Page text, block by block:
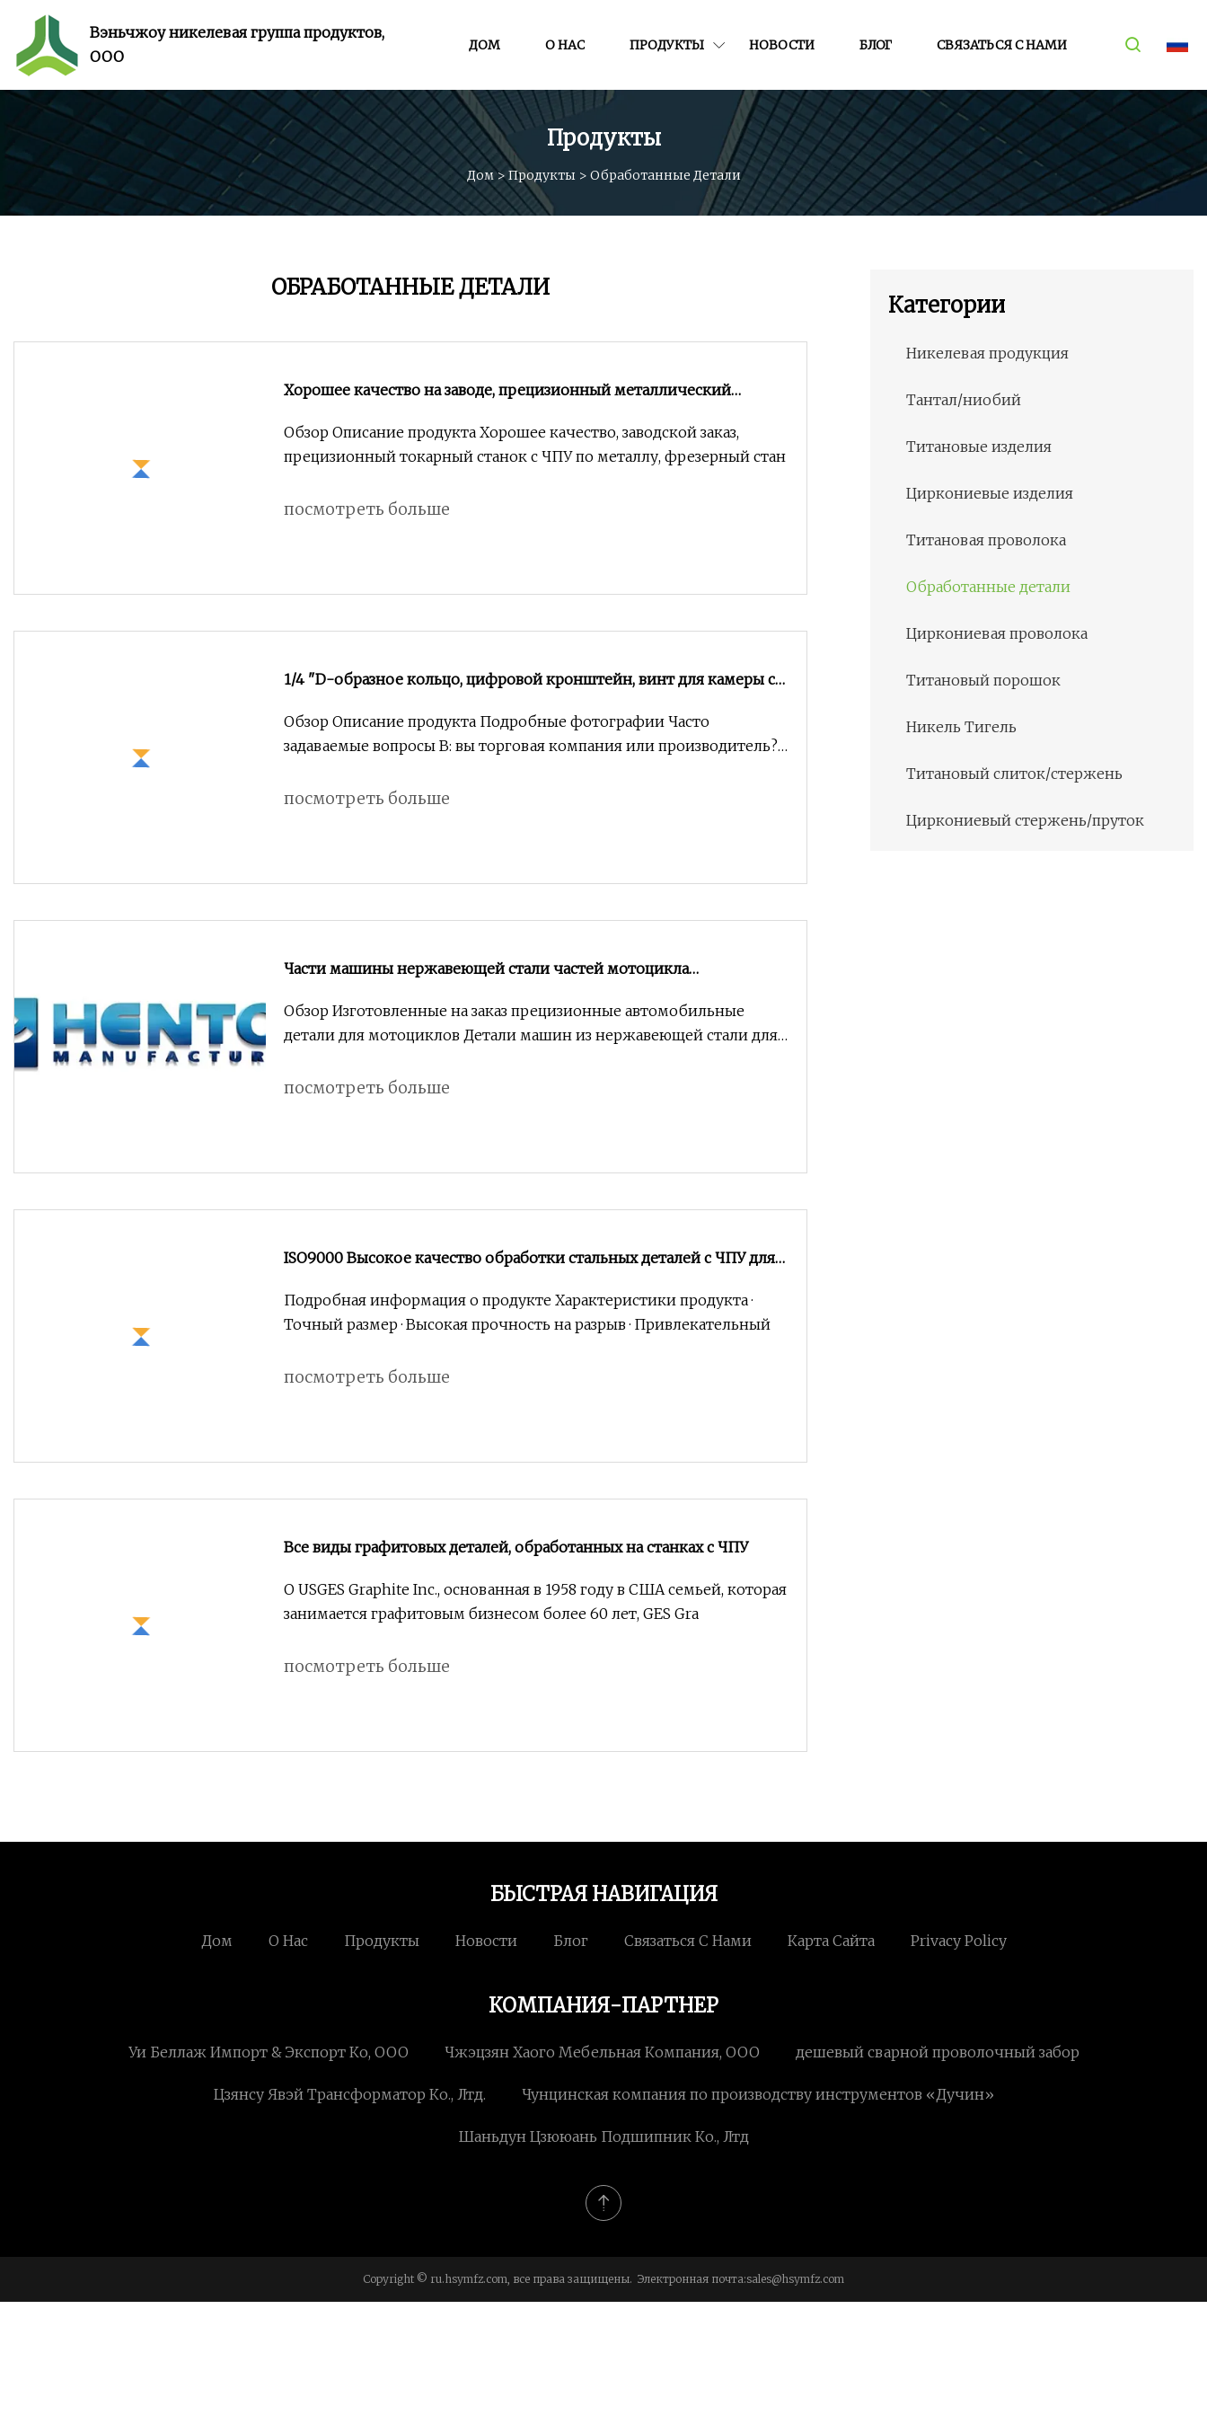
Вэньчжоу никелевая группа продуктов,
ООО
ДОМ О НАС ПРОДУКТЫ НОВОСТИ БЛОГ СВЯЗАТЬСЯ С НАМИ
Продукты
Дом> Продукты > Обработанные Детали
ОБРАБОТАННЫЕ ДЕТАЛИ
Хорошее качество на заводе, прецизионный металлический
латунь, анодирование алюминия, обработанные детали с ЧПУ
Обзор Описание продукта Хорошее качество, заводской заказ,
прецизионный токарный станок с ЧПУ по металлу, фрезерный стан
посмотреть больше
1/4 "D-образное кольцо, цифровой кронштейн, винт для камеры с
Обзор Описание продукта Подробные фотографии Часто
задаваемые вопросы В: вы торговая компания или производитель?
посмотреть больше
Части машины нержавеющей стали частей мотоцикла
медицинского оборудования
Обзор Изготовленные на заказ прецизионные автомобильные
детали для мотоциклов Детали машин из нержавеющей стали для
посмотреть больше
ISO9000 Высокое качество обработки стальных деталей с ЧПУ для
Подробная информация о продукте Характеристики продукта ·
Точный размер · Высокая прочность на разрыв · Привлекательный
посмотреть больше
Все виды графитовых деталей, обработанных на станках с ЧПУ
О USGES Graphite Inc., основанная в 1958 году в США семьей, которая
занимается графитовым бизнесом более 60 лет, GES Gra
посмотреть больше
Категории
Никелевая продукция
Тантал/ниобий
Титановые изделия
Циркониевые изделия
Титановая проволока
Обработанные детали
Циркониевая проволока
Титановый порошок
Никель Тигель
Титановый слиток/стержень
Циркониевый стержень/пруток
БЫСТРАЯ НАВИГАЦИЯ
Дом О Нас Продукты Новости Блог Связаться С Нами Карта Сайта Privacy Policy
КОМПАНИЯ-ПАРТНЕР
Уи Беллаж Импорт & Экспорт Ко, ООО Чжэцзян Хаого Мебельная Компания, ООО дешевый сварной проволочный забор
Цзянсу Явэй Трансформатор Ко., Лтд. Чунцинская компания по производству инструментов «Дучин»
Шаньдун Цзююань Подшипник Ко., Лтд
Copyright © ru.hsymfz.com, все права защищены. Электронная почта:sales@hsymfz.com